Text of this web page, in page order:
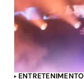
ENTRETENIMENTO